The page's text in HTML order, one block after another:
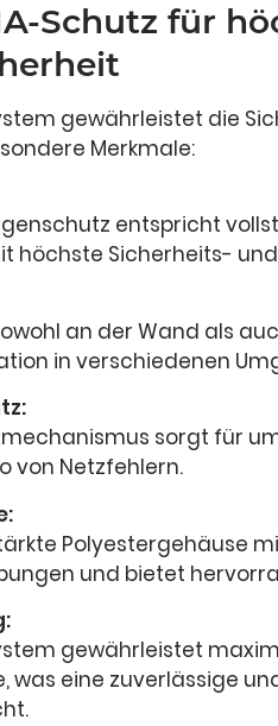
Schutz für
gewährleistet die
Merkmale:
entspricht
höchste Sicherheits-
an der Wand als
in verschiedenen
sorgt für
von Netzfehlern.
Polyestergehäuse
und bietet
gewährleistet
was eine zuverlässige